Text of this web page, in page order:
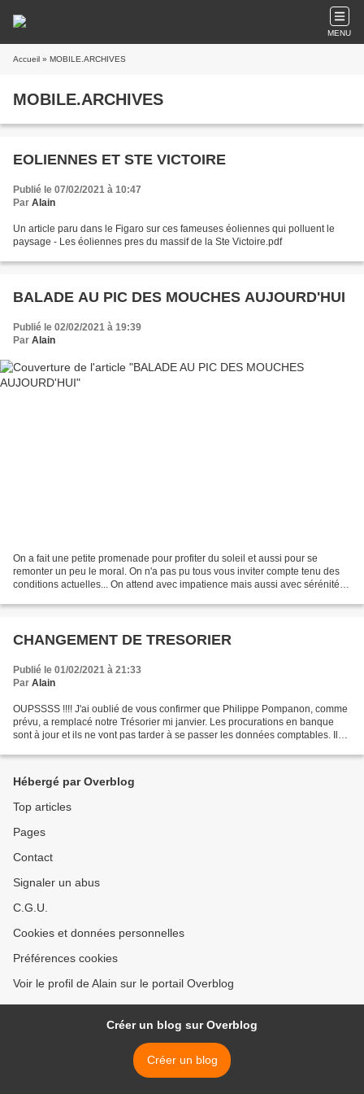
MENU
Accueil » MOBILE.ARCHIVES
MOBILE.ARCHIVES
EOLIENNES ET STE VICTOIRE
Publié le 07/02/2021 à 10:47
Par Alain
Un article paru dans le Figaro sur ces fameuses éoliennes qui polluent le
paysage - Les éoliennes pres du massif de la Ste Victoire.pdf
BALADE AU PIC DES MOUCHES AUJOURD'HUI
Publié le 02/02/2021 à 19:39
Par Alain
On a fait une petite promenade pour profiter du soleil et aussi pour se
remonter un peu le moral. On n'a pas pu tous vous inviter compte tenu des
conditions actuelles... On attend avec impatience mais aussi avec sérénité
CHANGEMENT DE TRESORIER
Publié le 01/02/2021 à 21:33
Par Alain
OUPSSSS !!!! J'ai oublié de vous confirmer que Philippe Pompanon, comme
prévu, a remplacé notre Trésorier mi janvier. Les procurations en banque
sont à jour et ils ne vont pas tarder à se passer les données comptables. Ils
Hébergé par Overblog
Top articles
Pages
Contact
Signaler un abus
C.G.U.
Cookies et données personnelles
Préférences cookies
Voir le profil de Alain sur le portail Overblog
Créer un blog sur Overblog
Créer un blog